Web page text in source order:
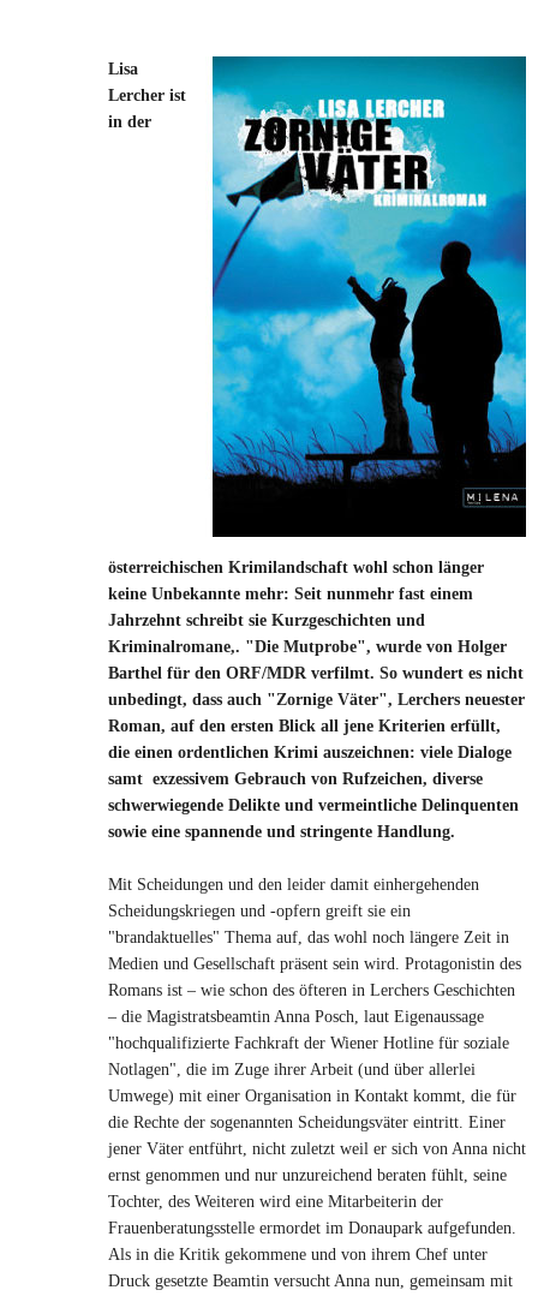
Lisa
Lercher ist
in der
österreichischen Krimilandschaft wohl schon länger
keine Unbekannte mehr: Seit nunmehr fast einem
Jahrzehnt schreibt sie Kurzgeschichten und
Kriminalromane,. "Die Mutprobe", wurde von Holger
Barthel für den ORF/MDR verfilmt. So wundert es nicht
unbedingt, dass auch "Zornige Väter", Lerchers neuester
Roman, auf den ersten Blick all jene Kriterien erfüllt,
die einen ordentlichen Krimi auszeichnen: viele Dialoge
samt exzessivem Gebrauch von Rufzeichen, diverse
schwerwiegende Delikte und vermeintliche Delinquenten
sowie eine spannende und stringente Handlung.
Mit Scheidungen und den leider damit einhergehenden
Scheidungskriegen und -opfern greift sie ein
"brandaktuelles" Thema auf, das wohl noch längere Zeit in
Medien und Gesellschaft präsent sein wird. Protagonistin des
Romans ist – wie schon des öfteren in Lerchers Geschichten
– die Magistratsbeamtin Anna Posch, laut Eigenaussage
"hochqualifizierte Fachkraft der Wiener Hotline für soziale
Notlagen", die im Zuge ihrer Arbeit (und über allerlei
Umwege) mit einer Organisation in Kontakt kommt, die für
die Rechte der sogenannten Scheidungsväter eintritt. Einer
jener Väter entführt, nicht zuletzt weil er sich von Anna nicht
ernst genommen und nur unzureichend beraten fühlt, seine
Tochter, des Weiteren wird eine Mitarbeiterin der
Frauenberatungsstelle ermordet im Donaupark aufgefunden.
Als in die Kritik gekommene und von ihrem Chef unter
Druck gesetzte Beamtin versucht Anna nun, gemeinsam mit